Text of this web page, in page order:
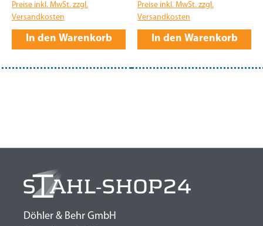
Preise inkl. MwSt. zzgl.
Versandkosten
In den Warenkorb
Preise inkl. MwSt. zzgl.
Versandkosten
In den Warenkorb
Döhler & Behr GmbH